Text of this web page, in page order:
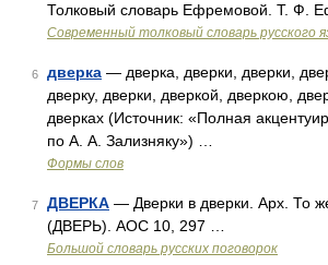
Толковый словарь Ефремовой. Т. Ф.
Современный толковый словарь русского
6 дверка — дверка, дверки, дверки,
дверку, дверки, дверкой, дверкою,
дверках (Источник: «Полная
по А. А. Зализняку») …
Формы слов
7 ДВЕРКА — Дверки в дверки. Арх. То
(ДВЕРЬ). АОС 10, 297 …
Большой словарь русских поговорок